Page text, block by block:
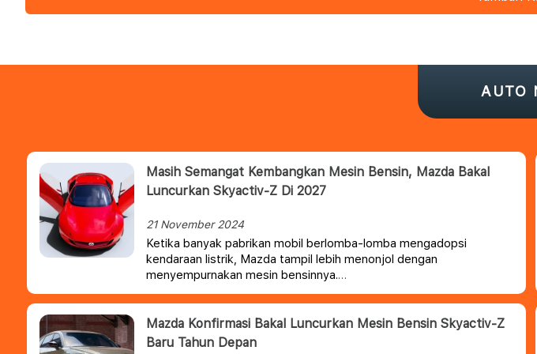
AUTO
Masih Semangat Kembangkan Mesin Bensin, Mazda Bakal
Luncurkan Skyactiv-Z Di 2027
21 November 2024
Ketika banyak pabrikan mobil berlomba-lomba mengadopsi
kendaraan listrik, Mazda tampil lebih menonjol dengan
menyempurnakan mesin bensinnya.
Mazda Konfirmasi Bakal Luncurkan Mesin Bensin Skyactiv-Z
Baru Tahun Depan